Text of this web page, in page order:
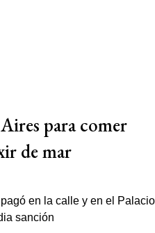
para comer
de mar